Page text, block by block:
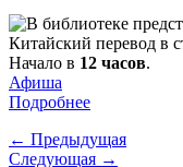
Китайский перевод в
Начало в 12 часов.
Афиша
Подробнее
← Предыдущая
Следующая →